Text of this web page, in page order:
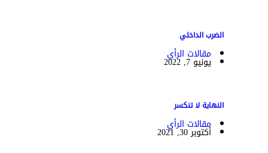
الضرب الداخلي
مقالات الرأي
يونيو 7, 2022
النهاية لا تنكسر
مقالات الرأي
أكتوبر 30, 2021